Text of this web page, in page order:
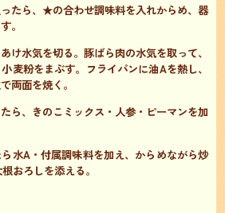
たら、★の合わせ調味料を入れからめ、器
。
け水気を切る。豚ばら肉の水気を取って、
麦粉をまぶす。フライパンに油Aを熱し、
両面を焼く。
ら、きのこミックス・人参・ピーマンを加
水A・付属調味料を加え、からめながら炒
おろしを添える。